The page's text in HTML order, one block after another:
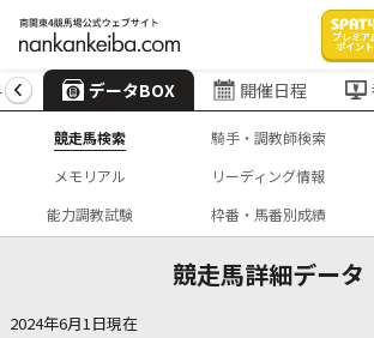
プレミア
ポイント
データBOX 開催日程
競走馬検索 騎手・調教師検索
メモリアル
リーディング情報
能力調教試験
枠番・馬番別成績
競走馬詳細データ
2024年6月1日現在